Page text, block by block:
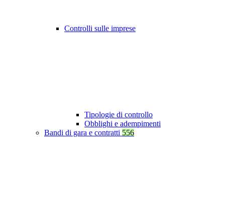
Controlli sulle imprese
Tipologie di controllo
Obblighi e adempimenti
Bandi di gara e contratti 556